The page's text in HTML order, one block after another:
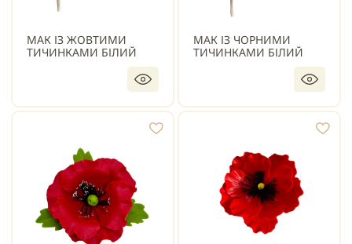
МАК ІЗ ЖОВТИМИ
ТИЧИНКАМИ БІЛИЙ
МАК ІЗ ЧОРНИМИ
ТИЧИНКАМИ БІЛИЙ